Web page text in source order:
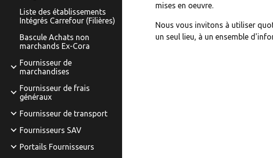
Liste des établissements
Intégrés Carrefour (Filières)
Bascule Achats non
marchands Ex-Cora
Fournisseur de
marchandises
Fournisseur de frais
généraux
Fournisseur de transport
Fournisseurs SAV
Portails Fournisseurs
mises en oeuvre.
Nous vous invitons à utiliser
un seul lieu, à un ensemble